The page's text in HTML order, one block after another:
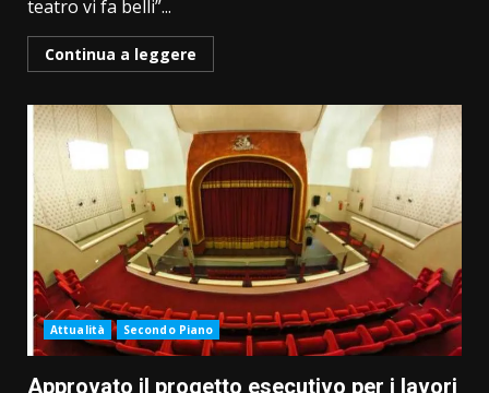
teatro vi fa belli”...
Continua a leggere
Attualità Secondo Piano
Approvato il progetto esecutivo per i lavori